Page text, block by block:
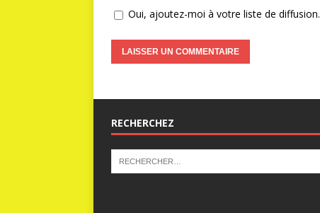
Oui, ajoutez-moi à votre liste de diffusion.
RECHERCHEZ